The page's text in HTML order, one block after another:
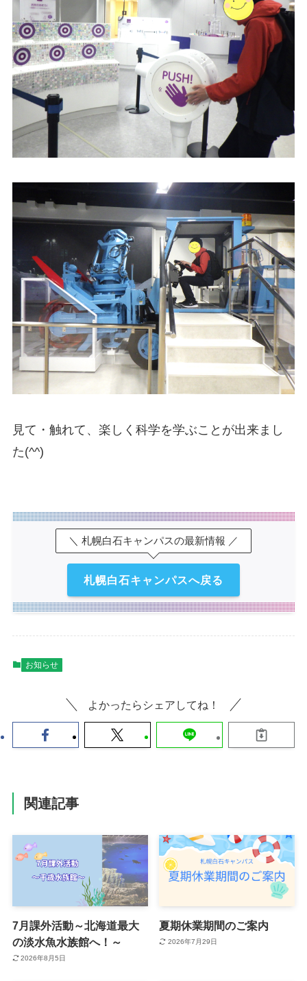
見て・触れて、楽しく科学を学ぶことが出来まし
た(^^)
＼ 札幌白石キャンパスの最新情報 ／
札幌白石キャンパスへ戻る
お知らせ
よかったらシェアしてね！
関連記事
7月課外活動～北海道最大
の淡水魚水族館へ！～
2026年8月5日
夏期休業期間のご案内
2026年7月29日